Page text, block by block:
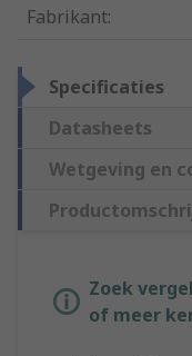
Fabrikant:
Specificaties
Datasheets
Wetgeving en
Zoek
of meer